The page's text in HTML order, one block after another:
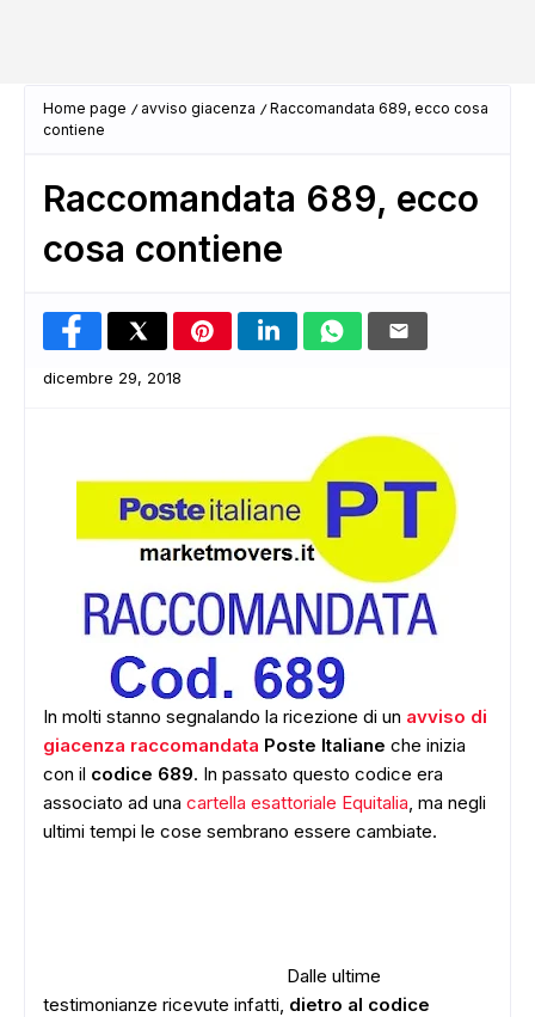
Home page avviso giacenza
Raccomandata 689, ecco cosa
contiene
Raccomandata 689, ecco
cosa contiene
dicembre 29, 2018
In molti stanno segnalando la ricezione di un avviso di
giacenza raccomandata Poste Italiane che inizia
con il codice 689. In passato questo codice era
associato ad una cartella esattoriale Equitalia, ma negli
ultimi tempi le cose sembrano essere cambiate.
Dalle ultime
testimonianze ricevute infatti, dietro al codice